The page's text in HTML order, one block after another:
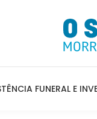
FUNERAL E